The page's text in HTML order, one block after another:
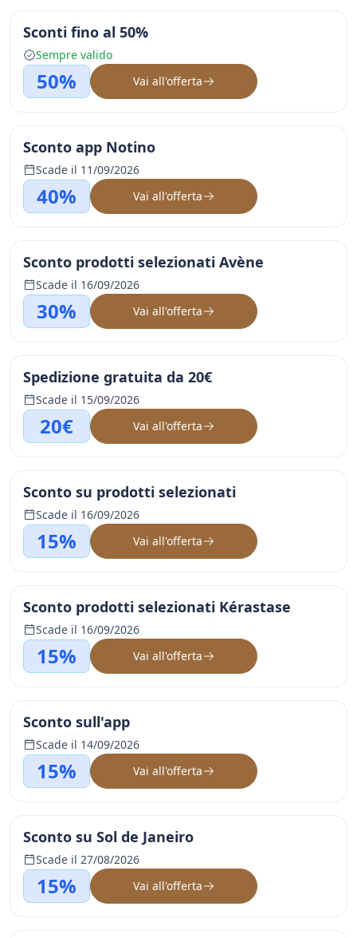
Sconti fino al 50%
Sempre valido
50% Vai all'offerta
Sconto app Notino
Scade il 11/09/2026
40% Vai all'offerta
Sconto prodotti selezionati Avène
Scade il 16/09/2026
30% Vai all'offerta
Spedizione gratuita da 20€
Scade il 15/09/2026
20€ Vai all'offerta
Sconto su prodotti selezionati
Scade il 16/09/2026
15% Vai all'offerta
Sconto prodotti selezionati Kérastase
Scade il 16/09/2026
15% Vai all'offerta
Sconto sull'app
Scade il 14/09/2026
15% Vai all'offerta
Sconto su Sol de Janeiro
Scade il 27/08/2026
15% Vai all'offerta